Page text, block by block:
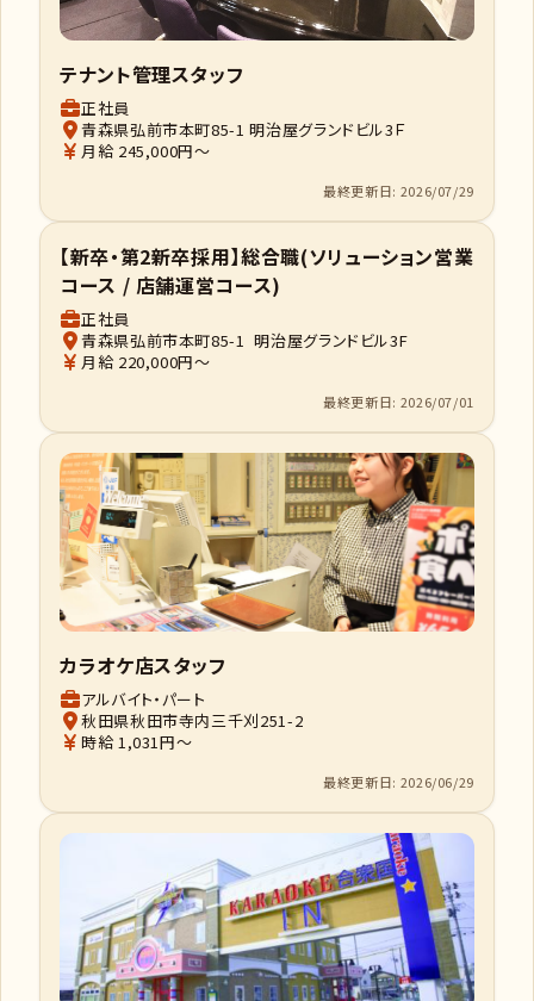
テナント管理スタッフ
正社員
青森県弘前市本町85-1 明治屋グランドビル3Ｆ
月給 245,000円～
最終更新日: 2026/07/29
【新卒・第2新卒採用】総合職(ソリューション営業
コース / 店舗運営コース)
正社員
青森県弘前市本町85-1 明治屋グランドビル3F
月給 220,000円～
最終更新日: 2026/07/01
カラオケ店スタッフ
アルバイト・パート
秋田県秋田市寺内三千刈251-2
時給 1,031円～
最終更新日: 2026/06/29